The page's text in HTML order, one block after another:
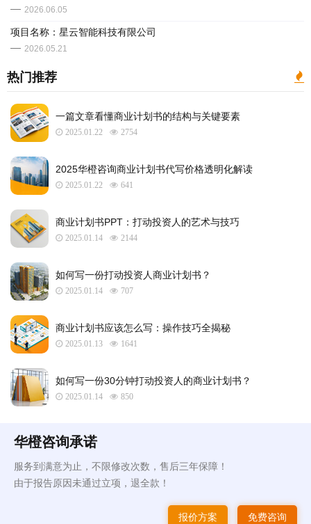
2026.06.05
​项目名称：星云智能科技有限公司
2026.05.21
热门推荐
一篇文章看懂商业计划书的结构与关键要素
2025.01.22 2754
2025华橙咨询商业计划书代写价格透明化解读
2025.01.22 641
​商业计划书PPT：打动投资人的艺术与技巧
2025.01.14 2144
如何写一份打动投资人商业计划书？
2025.01.14 707
商业计划书应该怎么写：操作技巧全揭秘
2025.01.13 1641
如何写一份30分钟打动投资人的商业计划书？
2025.01.14 850
华橙咨询承诺
服务到满意为止，不限修改次数，售后三年保障！
由于报告原因未通过立项，退全款！
报价方案 免费咨询